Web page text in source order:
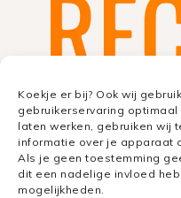
Koekje er bij? Ook wij
gebruikerservaring
laten werken, gebruiken wij
informatie over je apparaat
Als je geen toestemming
dit een nadelige invloed
mogelijkheden.